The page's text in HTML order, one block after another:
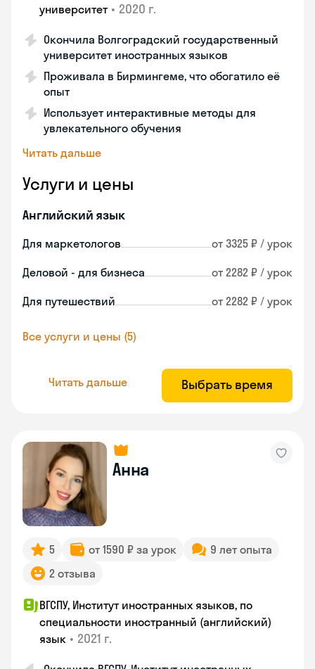
университет • 2020 г.
Окончила Волгоградский государственный
университет иностранных языков
Проживала в Бирмингеме, что обогатило её
опыт
Использует интерактивные методы для
увлекательного обучения
Читать дальше
Услуги и цены
Английский язык
Для маркетологов от 3325 ₽ / урок
Деловой - для бизнеса от 2282 ₽ / урок
Для путешествий от 2282 ₽ / урок
Все услуги и цены (5)
Читать дальше Выбрать время
Анна
5 от 1590 ₽ за урок
9 лет опыта
2 отзыва
ВГСПУ, Институт иностранных языков, по
специальности иностранный (английский)
язык • 2021 г.